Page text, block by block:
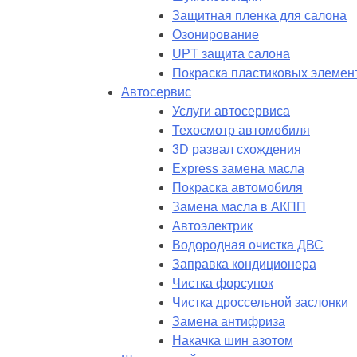
Защитная пленка для салона
Озонирование
UPT защита салона
Покраска пластиковых
Автосервис
Услуги автосервиса
Техосмотр автомобиля
3D развал схождения
Express замена масла
Покраска автомобиля
Замена масла в АКПП
Автоэлектрик
Водородная очистка ДВС
Заправка кондиционера
Чистка форсунок
Чистка дроссельной заслонки
Замена антифриза
Накачка шин азотом